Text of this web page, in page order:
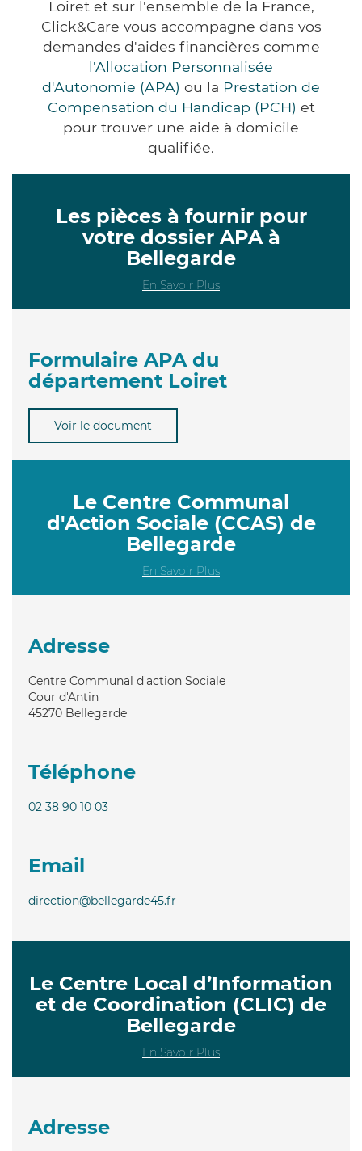
Loiret et sur l'ensemble de la France,
Click&Care vous accompagne dans vos
demandes d'aides financières comme
l'Allocation Personnalisée
d'Autonomie (APA) ou la Prestation de
Compensation du Handicap (PCH) et
pour trouver une aide à domicile
qualifiée.
Les pièces à fournir pour
votre dossier APA à
Bellegarde
En Savoir Plus
Formulaire APA du
département Loiret
Voir le document
Le Centre Communal
d'Action Sociale (CCAS) de
Bellegarde
En Savoir Plus
Adresse
Centre Communal d'action Sociale
Cour d'Antin
45270 Bellegarde
Téléphone
02 38 90 10 03
Email
direction@bellegarde45.fr
Le Centre Local d’Information
et de Coordination (CLIC) de
Bellegarde
En Savoir Plus
Adresse